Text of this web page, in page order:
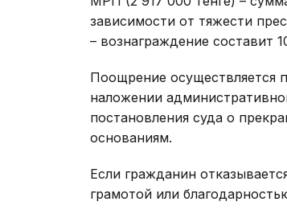
зависимости от тяжести
– вознаграждение составит
Поощрение осуществляется
наложении
постановления суда о
основаниям.
Если гражданин
грамотой или